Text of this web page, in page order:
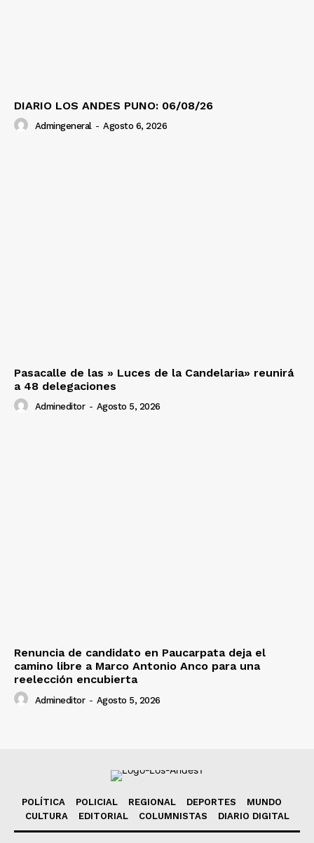
DIARIO LOS ANDES PUNO: 06/08/26
Admingeneral - Agosto 6, 2026
Pasacalle de las » Luces de la Candelaria» reunirá
a 48 delegaciones
Admineditor - Agosto 5, 2026
Renuncia de candidato en Paucarpata deja el
camino libre a Marco Antonio Anco para una
reelección encubierta
Admineditor - Agosto 5, 2026
POLÍTICA POLICIAL REGIONAL DEPORTES
MUNDO
CULTURA
EDITORIAL COLUMNISTAS DIARIO DIGITAL